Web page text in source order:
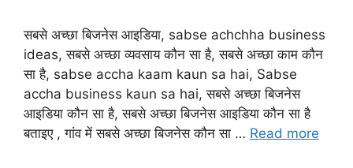
सबसे अच्छा बिजनेस आइडिया, sabse achchha business
ideas, सबसे अच्छा व्यवसाय कौन सा है, सबसे अच्छा काम कौन
सा है, sabse accha kaam kaun sa hai, Sabse
accha business kaun sa hai, सबसे अच्छा बिजनेस
आइडिया कौन सा है, सबसे अच्छा बिजनेस आइडिया कौन सा है
बताइए , गांव में सबसे अच्छा बिजनेस कौन सा … Read more